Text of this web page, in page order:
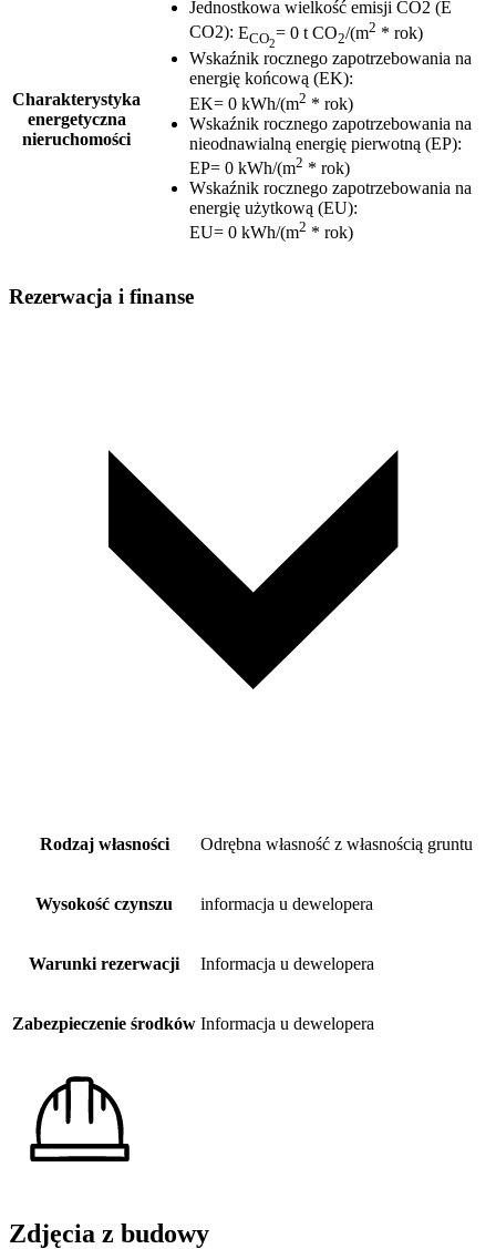
Charakterystyka
energetyczna
nieruchomości
Jednostkowa wielkość emisji CO2 (E
CO2): ECO2
= 0 t CO2/(m2 * rok)
Wskaźnik rocznego zapotrzebowania na
energię końcową (EK):
EK= 0 kWh/(m2 * rok)
Wskaźnik rocznego zapotrzebowania na
nieodnawialną energię pierwotną (EP):
EP= 0 kWh/(m2 * rok)
Wskaźnik rocznego zapotrzebowania na
energię użytkową (EU):
EU= 0 kWh/(m2 * rok)
Rezerwacja i finanse
Rodzaj własności Odrębna własność z własnością gruntu
Wysokość czynszu informacja u dewelopera
Warunki rezerwacji Informacja u dewelopera
Zabezpieczenie środków Informacja u dewelopera
Zdjęcia z budowy